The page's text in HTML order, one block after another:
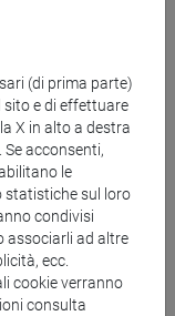
nel tuo Google
generaics?
(di prima parte)
e di effettuare
X in alto a destra
acconsenti,
le
statistiche sul loro
condivisi
associarli ad altre
ecc.
cookie verranno
consulta